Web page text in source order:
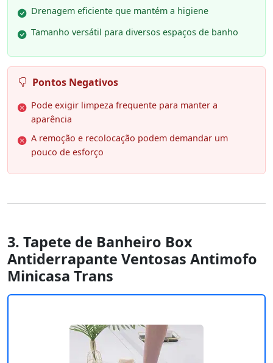
Drenagem eficiente que mantém a higiene
Tamanho versátil para diversos espaços de banho
Pontos Negativos
Pode exigir limpeza frequente para manter a
aparência
A remoção e recolocação podem demandar um
pouco de esforço
3. Tapete de Banheiro Box
Antiderrapante Ventosas Antimofo
Minicasa Trans